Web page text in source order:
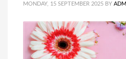
MONDAY, 15 SEPTEMBER 2025 BY